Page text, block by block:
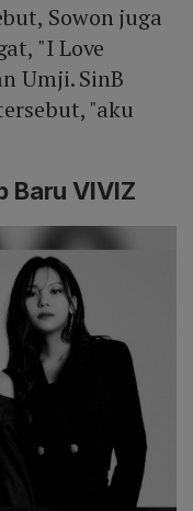
Sowon juga
"I Love
Umji. SinB
"aku
Baru VIVIZ